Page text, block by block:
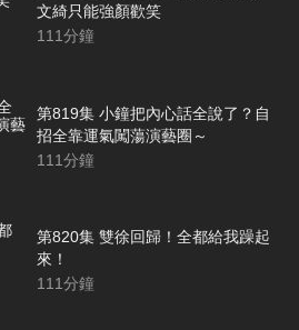
文綺只能強顏歡笑
111分鐘
第819集 小鐘把內心話全說了？自
招全靠運氣闖蕩演藝圈～
111分鐘
第820集 雙徐回歸！全都給我躁起
來！
111分鐘